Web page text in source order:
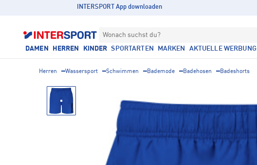
INTERSPORT App downloaden
Wonach suchst du?
DAMEN HERREN KINDER SPORTARTEN MARKEN AKTUELLE WERBUNG
Herren Wassersport Schwimmen Bademode Badehosen Badeshorts